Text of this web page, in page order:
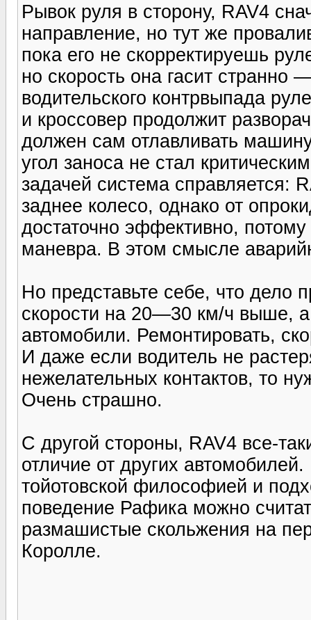
Рывок руля в сторону, RAV4
направление, но тут же
пока его не скорректируешь
но скорость она гасит странно
водительского контрвыпада
и кроссовер продолжит
должен сам отлавливать
угол заноса не стал
задачей система справляется:
заднее колесо, однако от
достаточно эффективно, потому
маневра. В этом смысле
Но представьте себе, что дело
скорости на 20—30 км/ч выше,
автомобили. Ремонтировать,
И даже если водитель не
нежелательных контактов, то
Очень страшно.
С другой стороны, RAV4 все-
отличие от других
тойотовской философией и
поведение Рафика можно
размашистые скольжения на
Королле.